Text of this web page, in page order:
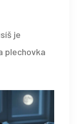
je
plechovka